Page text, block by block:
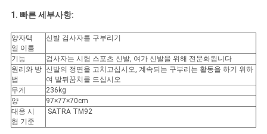
용
문
을
요
구
1. 빠른 세부사항:
양자택
일 이름
신발 검사자를 구부리기
기능
검사자는 시험 스포츠 신발, 여가 신발을 위해 전문화됩니다
원리와 방
법
신발의 정면을 고치고십시오, 계속되는 구부리는 활동을 하기 위하
여 발뒤꿈치를 드십시오
무게
236kg
양
97×77×70cm
대응 시
험 기준
SATRA TM92